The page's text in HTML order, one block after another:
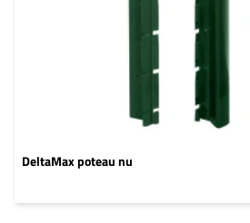
DeltaMax poteau nu